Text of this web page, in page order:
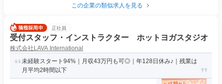
この企業の類似求人を見る
正社員
受付スタッフ・インストラクター ホットヨガスタジオ
株式会社LAVA International
未経験スタート94%｜月収43万円も可◎｜年128日休み♪｜残業は
月平均2時間以下